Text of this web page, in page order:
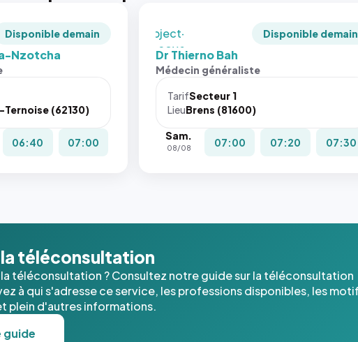
Disponible demain
Nzotcha
(62130)
06:40 07:00
`object-
fit: cover`.
Sans ces
navigateur
pas la
place, et
cas. #}
Disponible demain
Dr Thierno Bah
Médecin généraliste
TarifSecteur 1
LieuBrens (81600)
Sam.
08/08 07:00 07:20 07:30
la téléconsultation
téléconsultation ? Consultez notre guide sur la téléconsultation
à qui s'adresse ce service, les professions disponibles, les
plein d'autres informations.
guide